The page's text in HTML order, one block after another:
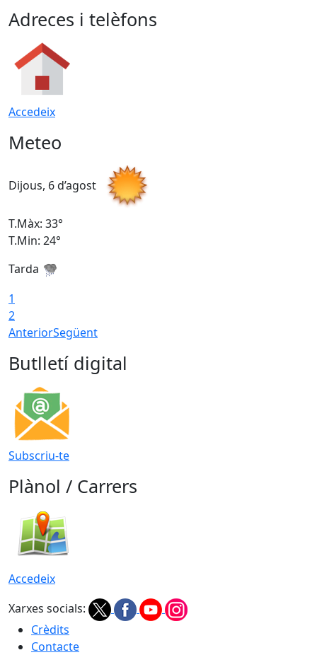
Adreces i telèfons
Accedeix
Meteo
Dijous, 6 d’agost
T.Màx: 33°
T.Min: 24°
Tarda
1
2
AnteriorSegüent
Butlletí digital
Subscriu-te
Plànol / Carrers
Accedeix
Xarxes socials:
Crèdits
Contacte